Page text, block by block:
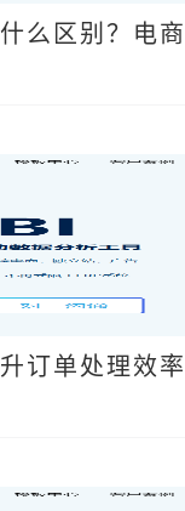
么区别？电
订单处理效